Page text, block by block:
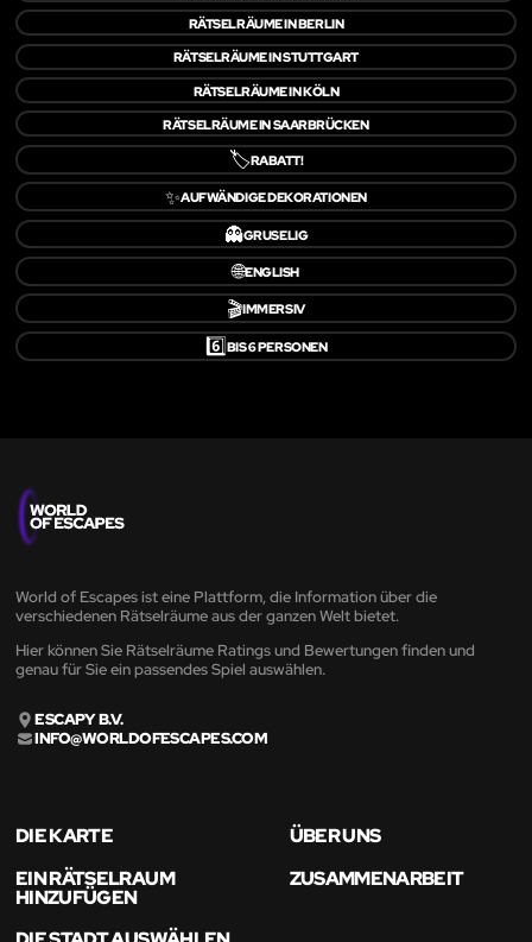
RÄTSELRÄUME IN BERLIN
RÄTSELRÄUME IN STUTTGART
RÄTSELRÄUME IN KÖLN
RÄTSELRÄUME IN SAARBRÜCKEN
🏷️RABATT!
✨AUFWÄNDIGE DEKORATIONEN
👻GRUSELIG
🌐ENGLISH
🎬IMMERSIV
6️⃣BIS 6 PERSONEN
World of Escapes ist eine Plattform, die Information über die
verschiedenen Rätselräume aus der ganzen Welt bietet.
Hier können Sie Rätselräume Ratings und Bewertungen finden und
genau für Sie ein passendes Spiel auswählen.
ESCAPY B.V.
INFO@WORLDOFESCAPES.COM
DIE KARTE
ÜBER UNS
EIN RÄTSELRAUM
HINZUFÜGEN
ZUSAMMENARBEIT